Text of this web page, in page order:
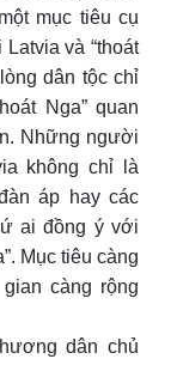
mục tiêu cụ
và “thoát
dân tộc chỉ
Nga” quan
Những người
không chỉ là
áp hay các
ai đồng ý với
Mục tiêu càng
càng rộng
dân chủ